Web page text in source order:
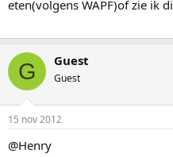
eten(volgens WAPF)of zie ik
G Guest
Guest
15 nov 2012
@Henry